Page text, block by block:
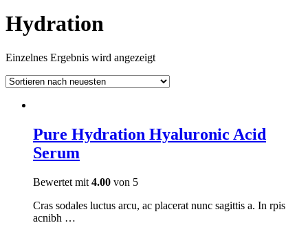
Hydration
Einzelnes Ergebnis wird angezeigt
Pure Hydration Hyaluronic Acid
Serum
Bewertet mit 4.00 von 5
Cras sodales luctus arcu, ac placerat nunc sagittis a. In rpis
acnibh …